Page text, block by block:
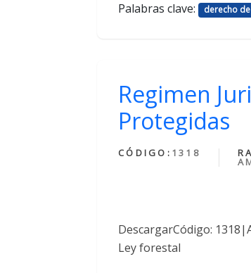
Palabras clave: derecho
Regimen
Protegidas
CÓDIGO: 1318
DescargarCódigo:
Ley forestal